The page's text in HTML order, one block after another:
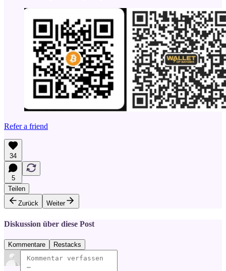
Refer a friend
34
5
Teilen
Zurück
Weiter
Diskussion über diese Post
Kommentare Restacks